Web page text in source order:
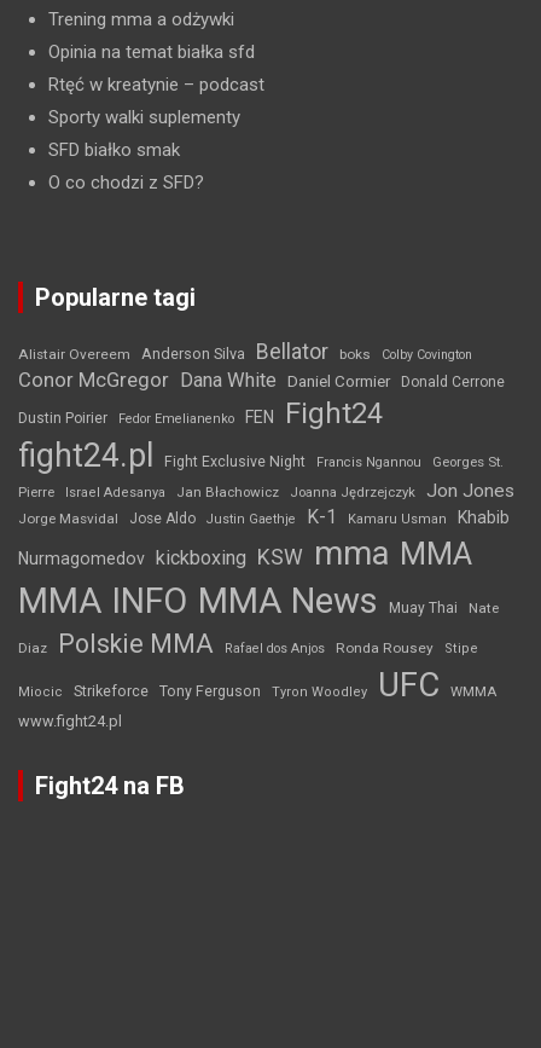
Trening mma a odżywki
Opinia na temat białka sfd
Rtęć w kreatynie – podcast
Sporty walki suplementy
SFD białko smak
O co chodzi z SFD?
Popularne tagi
Alistair Overeem Anderson Silva Bellator boks Colby Covington
Conor McGregor Dana White Daniel Cormier Donald Cerrone
Dustin Poirier Fedor Emelianenko FEN Fight24
fight24.pl Fight Exclusive Night Francis Ngannou
Georges St.
Pierre
Israel Adesanya Jan Błachowicz Joanna Jędrzejczyk Jon Jones
Jorge Masvidal Jose Aldo Justin Gaethje K-1 Kamaru Usman Khabib
Nurmagomedov kickboxing KSW mma MMA
MMA INFO MMA News Muay Thai Nate
Diaz Polskie MMA Rafael dos Anjos Ronda Rousey Stipe
Miocic Strikeforce Tony Ferguson Tyron Woodley UFC WMMA
www.fight24.pl
Fight24 na FB